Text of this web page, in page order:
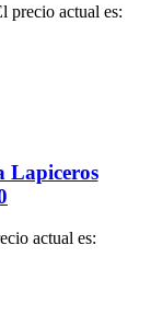
precio actual es:
Lapiceros
actual es: